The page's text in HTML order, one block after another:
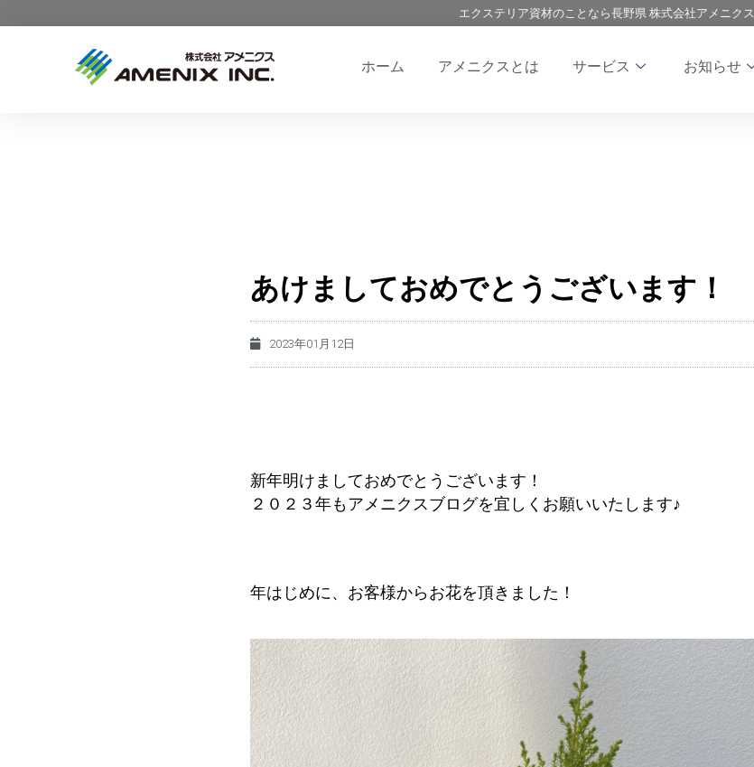
エクステリア資材のことなら長野県 株式会社アメニクス
ホーム アメニクスとは サービス お知らせ
あけましておめでとうございます！
2023年01月12日
新年明けましておめでとうございます！
２０２３年もアメニクスブログを宜しくお願いいたします♪
年はじめに、お客様からお花を頂きました！